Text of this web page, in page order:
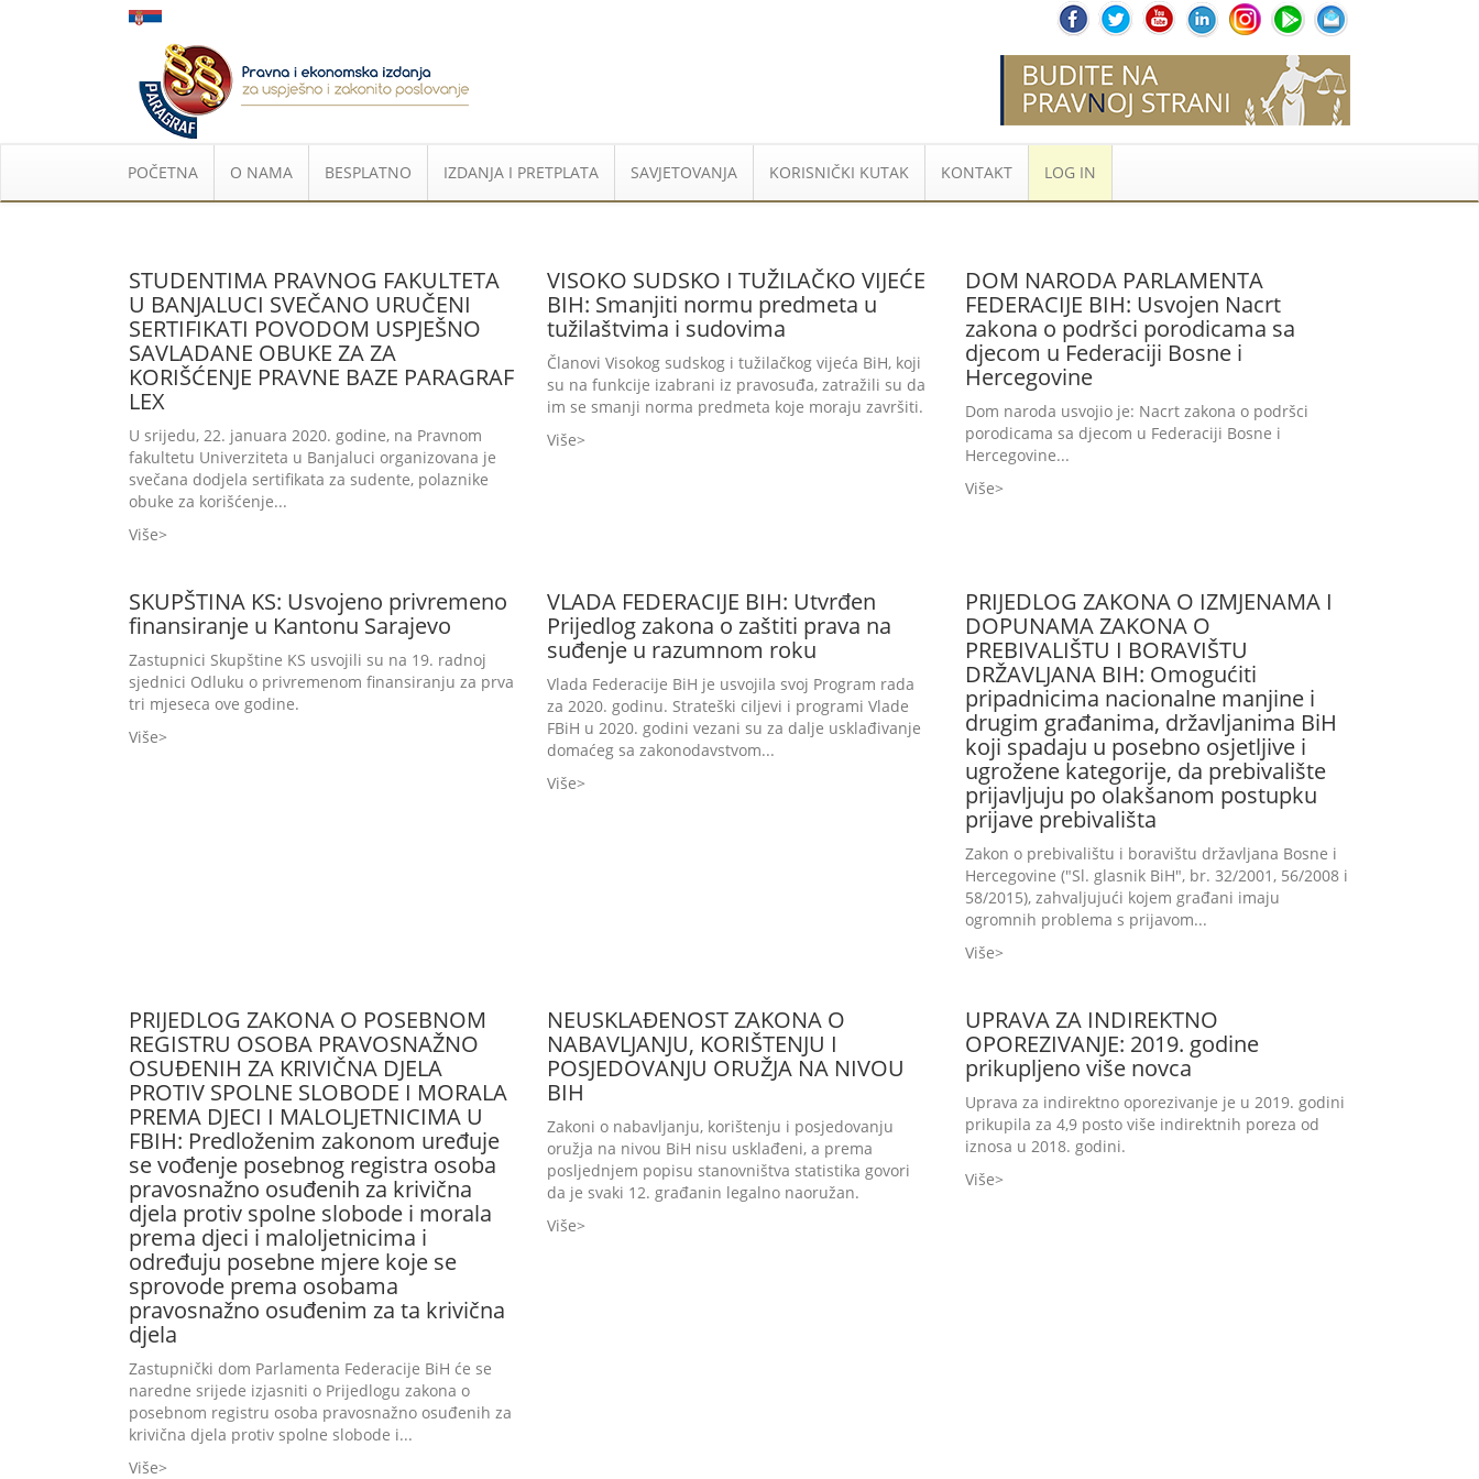
POČETNA O NAMA BESPLATNO IZDANJA I PRETPLATA SAVJETOVANJA KORISNIČKI KUTAK KONTAKT LOG IN
STUDENTIMA PRAVNOG FAKULTETA
U BANJALUCI SVEČANO URUČENI
SERTIFIKATI POVODOM USPJEŠNO
SAVLADANE OBUKE ZA ZA
KORIŠĆENJE PRAVNE BAZE PARAGRAF
LEX
U srijedu, 22. januara 2020. godine, na Pravnom
fakultetu Univerziteta u Banjaluci organizovana je
svečana dodjela sertifikata za sudente, polaznike
obuke za korišćenje...
Više
VISOKO SUDSKO I TUŽILAČKO VIJEĆE
BIH: Smanjiti normu predmeta u
tužilaštvima i sudovima
Članovi Visokog sudskog i tužilačkog vijeća BiH, koji
su na funkcije izabrani iz pravosuđa, zatražili su da
im se smanji norma predmeta koje moraju završiti.
Više
DOM NARODA PARLAMENTA
FEDERACIJE BIH: Usvojen Nacrt
zakona o podršci porodicama sa
djecom u Federaciji Bosne i
Hercegovine
Dom naroda usvojio je: Nacrt zakona o podršci
porodicama sa djecom u Federaciji Bosne i
Hercegovine...
Više
SKUPŠTINA KS: Usvojeno privremeno
finansiranje u Kantonu Sarajevo
Zastupnici Skupštine KS usvojili su na 19. radnoj
sjednici Odluku o privremenom finansiranju za prva
tri mjeseca ove godine.
Više
VLADA FEDERACIJE BIH: Utvrđen
Prijedlog zakona o zaštiti prava na
suđenje u razumnom roku
Vlada Federacije BiH je usvojila svoj Program rada
za 2020. godinu. Strateški ciljevi i programi Vlade
FBiH u 2020. godini vezani su za dalje usklađivanje
domaćeg sa zakonodavstvom...
Više
PRIJEDLOG ZAKONA O IZMJENAMA I
DOPUNAMA ZAKONA O
PREBIVALIŠTU I BORAVIŠTU
DRŽAVLJANA BIH: Omogućiti
pripadnicima nacionalne manjine i
drugim građanima, državljanima BiH
koji spadaju u posebno osjetljive i
ugrožene kategorije, da prebivalište
prijavljuju po olakšanom postupku
prijave prebivališta
Zakon o prebivalištu i boravištu državljana Bosne i
Hercegovine ("Sl. glasnik BiH", br. 32/2001, 56/2008 i
58/2015), zahvaljujući kojem građani imaju
ogromnih problema s prijavom...
Više
PRIJEDLOG ZAKONA O POSEBNOM
REGISTRU OSOBA PRAVOSNAŽNO
OSUĐENIH ZA KRIVIČNA DJELA
PROTIV SPOLNE SLOBODE I MORALA
PREMA DJECI I MALOLJETNICIMA U
FBIH: Predloženim zakonom uređuje
se vođenje posebnog registra osoba
pravosnažno osuđenih za krivična
djela protiv spolne slobode i morala
prema djeci i maloljetnicima i
određuju posebne mjere koje se
sprovode prema osobama
pravosnažno osuđenim za ta krivična
djela
Zastupnički dom Parlamenta Federacije BiH će se
naredne srijede izjasniti o Prijedlogu zakona o
posebnom registru osoba pravosnažno osuđenih za
krivična djela protiv spolne slobode i...
Više
NEUSKLAĐENOST ZAKONA O
NABAVLJANJU, KORIŠTENJU I
POSJEDOVANJU ORUŽJA NA NIVOU
BIH
Zakoni o nabavljanju, korištenju i posjedovanju
oružja na nivou BiH nisu usklađeni, a prema
posljednjem popisu stanovništva statistika govori
da je svaki 12. građanin legalno naoružan.
Više
UPRAVA ZA INDIREKTNO
OPOREZIVANJE: 2019. godine
prikupljeno više novca
Uprava za indirektno oporezivanje je u 2019. godini
prikupila za 4,9 posto više indirektnih poreza od
iznosa u 2018. godini.
Više